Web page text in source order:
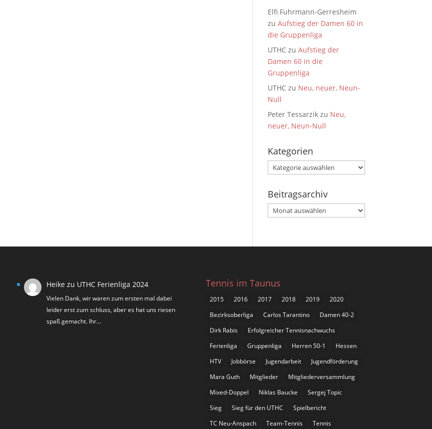
Elfi Fuhrmann-Gerresheim
zuAufstieg der Damen 60 in
die Gruppenliga
UTHC zuAufstieg der
Damen 60 in die
Gruppenliga
UTHC zu Neu, neuer, Neun-
Null
Peter Tessarzik zu Neu,
neuer, Neun-Null
Kategorien
Kategorien
Beitragsarchiv
Beitragsarchiv
Heike zu UTHC Ferienliga 2024
Vielen Dank, wir waren zum ersten mal dabei
leider erst zum schluss, aber es hat uns riesen
spaß gemacht. Ihr…
Tennis im Taunus
2015 2016 2017 2018 2019
2020
Bezirksoberliga
Carlos Tarantino
Damen 40-2
Dirk Rabis
Erfolgreicher Tennisnachwuchs
Ferienliga
Gruppenliga Herren 50-1
Hessen
HTV
Jobbörse Jugendarbeit
Jugendförderung
Mara Guth
Mitglieder
Mitgliederversammlung
Mixed-Doppel
Niklas Baucke
Sergej Topic
Sieg
Sieg für den UTHC
Spielbericht
TC Neu-Anspach
Team-Tennis
Tennis